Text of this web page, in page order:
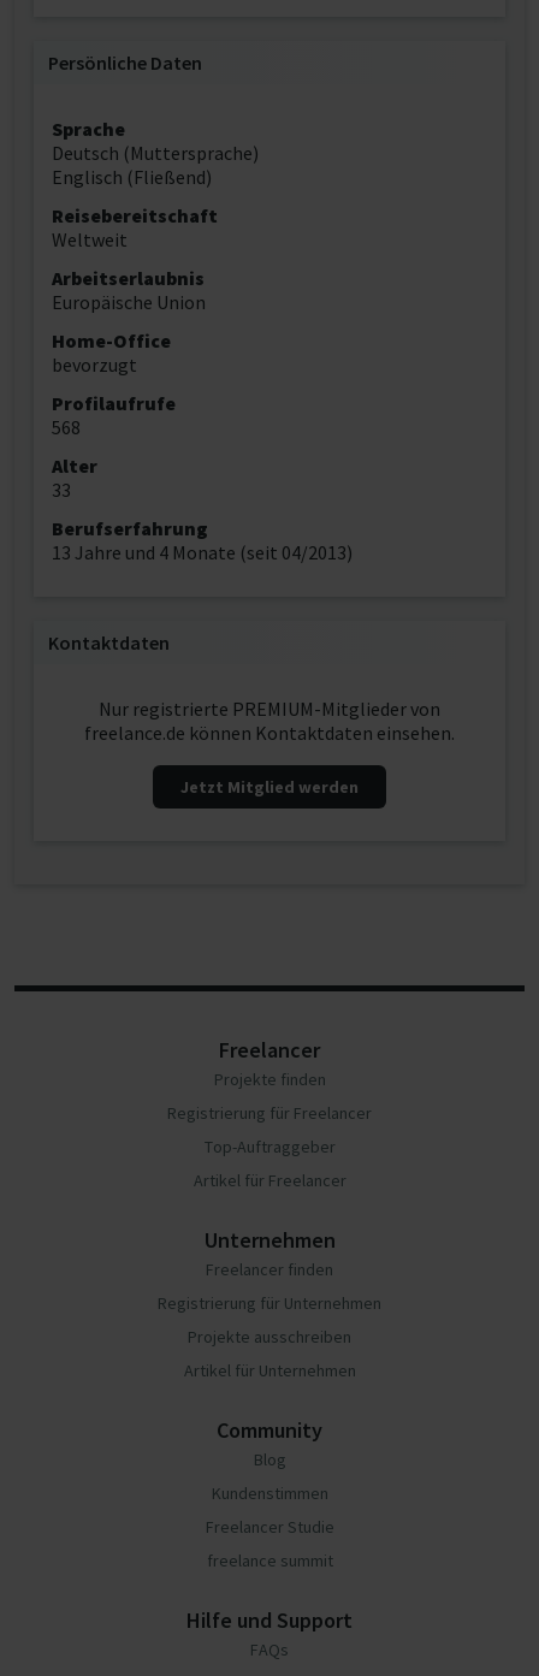
Persönliche Daten
Sprache
Deutsch (Muttersprache)
Englisch (Fließend)
Reisebereitschaft
Weltweit
Arbeitserlaubnis
Europäische Union
Home-Office
bevorzugt
Profilaufrufe
568
Alter
33
Berufserfahrung
13 Jahre und 4 Monate (seit 04/2013)
Kontaktdaten
Nur registrierte PREMIUM-Mitglieder von
freelance.de können Kontaktdaten einsehen.
Jetzt Mitglied werden
Freelancer
Projekte finden
Registrierung für Freelancer
Top-Auftraggeber
Artikel für Freelancer
Unternehmen
Freelancer finden
Registrierung für Unternehmen
Projekte ausschreiben
Artikel für Unternehmen
Community
Blog
Kundenstimmen
Freelancer Studie
freelance summit
Hilfe und Support
FAQs